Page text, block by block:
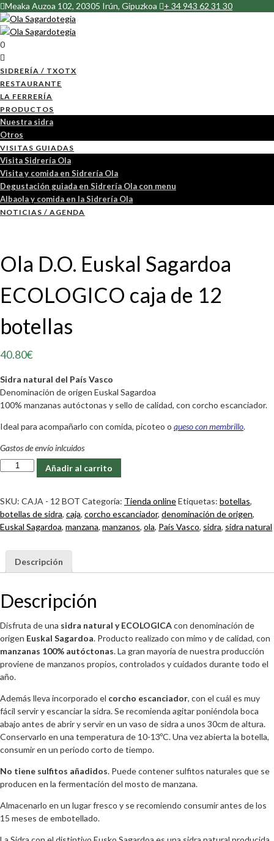
Meaka Auzoa 102, 20305 Irún, Gipuzkoa
+ 34 943 62 31 30
0
SIDRERÍA / TXOTX
RESTAURANTE
LA FERRERÍA
PRODUCTOS
Nuestra sidra
Otros
VISITAS GUIADAS
Visita Sidrería Ola
Visita y comida en Sidrería Ola
Degustación guiada en Sidrería Ola con menu
Albaola y comida en la Sidrería Ola
NOTICIAS / AGENDA
Ola D.O. Euskal Sagardoa
ECOLOGICO caja de 12
botellas
40.80€
Sidra natural del País Vasco
Denominación de origen Euskal Sagardoa
100% manzanas autóctonas y sello de calidad, con corcho escanciador.
Ideal para acompañarlo con comida, picoteo o queso con membrillo.
Gastos de envío inlcuidos
Sagardoa
ECOLOGICO
caja
12
botellas
Añadir al carrito
SKU: CAJA - 12 BOT Categoría: Tienda onlineEtiquetas: botellas,
botellas de sidra, caja, corcho escanciador, denominación de origen,
Euskal Sagardoa, manzana, manzanos, ola, País Vasco, sidra, sidra natural
Descripción
Descripción
Disfruta de una sidra natural y ECOLOGICAcon denominación de
origen Euskal Sagardoa. Producto realizado con mimo y de calidad, con
manzanas 100% autóctonas. La gran mayoría de nuestra producción
proviene de manzanos propios, controlados y cuidados durante todo el
año.
Además lleva incorporado el corcho escanciador, con el cuál es muy
fácil servir y escanciar la sidra. Se recomienda agitar poniéndola boca
abajo antes de abrir y servir en un vaso de sidra a unos 30cm de altura.
Conservarlo en una temperatura de 10-13ºC. Una vez abierta la botella,
consumir en un periodo corto de tiempo.
No tiene sulfitos añadidos. Puede contener sulfitos naturales que se
producen en la fermentación del mosto de manzana.
Almacenarlo en un lugar fresco y se recomiendo consumir antes de los
15 meses de embotellado.